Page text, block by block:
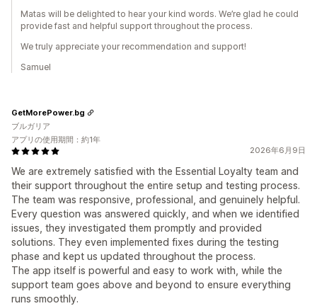
Matas will be delighted to hear your kind words. We’re glad he could
provide fast and helpful support throughout the process.
We truly appreciate your recommendation and support!
Samuel
2026年6月9日
We are extremely satisfied with the Essential Loyalty team and
their support throughout the entire setup and testing process.
The team was responsive, professional, and genuinely helpful.
Every question was answered quickly, and when we identified
issues, they investigated them promptly and provided
solutions. They even implemented fixes during the testing
phase and kept us updated throughout the process.
The app itself is powerful and easy to work with, while the
support team goes above and beyond to ensure everything
runs smoothly.
GetMorePower.bg
ブルガリア
アプリの使用期間：約1年